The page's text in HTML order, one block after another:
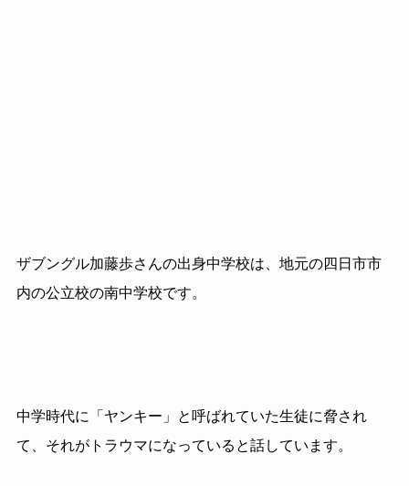
ザブングル加藤歩さんの出身中学校は、地元の四日市市
内の公立校の南中学校です。
中学時代に「ヤンキー」と呼ばれていた生徒に脅され
て、それがトラウマになっていると話しています。